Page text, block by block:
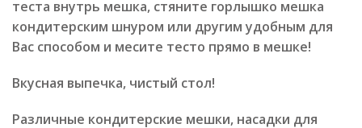
теста внутрь мешка, стяните горлышко мешка
кондитерским шнуром или другим удобным для
Вас способом и месите тесто прямо в мешке!
Вкусная выпечка, чистый стол!
Различные кондитерские мешки, насадки для